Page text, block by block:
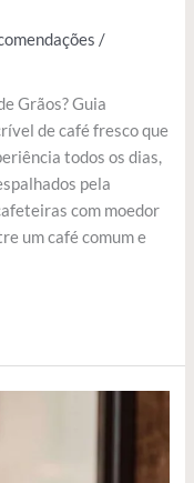
/
Grãos? Guia
de café fresco que
todos os dias,
pela
com moedor
um café comum e